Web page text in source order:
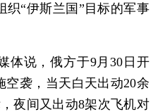
织“伊斯兰国”目标的军事
说，俄方于9月30日开
空袭，当天白天出动20余
夜间又出动8架次飞机对